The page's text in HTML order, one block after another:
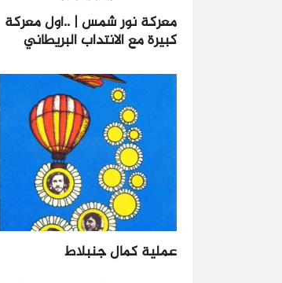
معركة نور شمس | ..أول معركة
كبيرة مع الانتداب البريطاني
عملية كمال جنبلاط